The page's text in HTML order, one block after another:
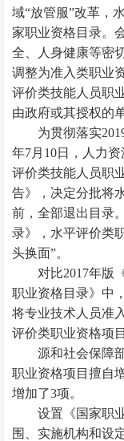
域“放管服”改革，
家职业资格目录。
全、人身健康等密
调整为准入类职业
评价类技能人员职
由政府或其授权的
为贯彻落实
年7月10日，人力
评价类技能人员职
告》，决定分批将
前，全部退出目录
录》，水平评价类
头换面”。
对比2017年版
职业资格目录》中
将专业技术人员准
评价类职业资格项
源和社会保障
职业资格项目擅自
增加了3项。
设置《国家职
围、实施机构和设